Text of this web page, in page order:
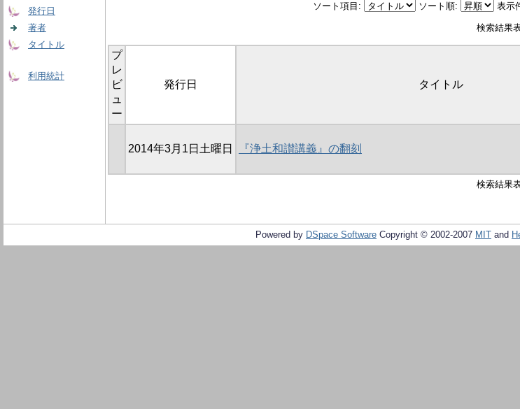
発行日
著者
タイトル
利用統計
ソート項目: ソート順: 表示
検索結果
プ
レ
ビ
ュ
ー
発行日 タイトル
2014年3月1日土曜日 『浄土和讃講義』の翻刻
検索結果
Powered by DSpace Software Copyright © 2002-2007 MIT and